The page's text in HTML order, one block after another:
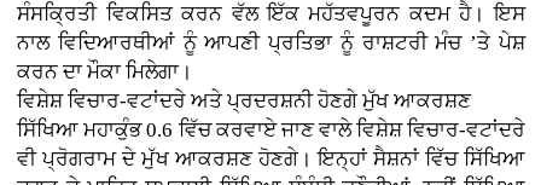
ਸੰਸਕ੍ਰਿਤੀ ਵਿਕਸਿਤ ਕਰਨ ਵੱਲ ਇੱਕ ਮਹੱਤਵਪੂਰਨ ਕਦਮ ਹੈ। ਇਸ
ਨਾਲ ਵਿਦਿਆਰਥੀਆਂ ਨੂੰ ਆਪਣੀ ਪ੍ਰਤਿਭਾ ਨੂੰ ਰਾਸ਼ਟਰੀ ਮੰਚ ’ਤੇ ਪੇਸ਼
ਕਰਨ ਦਾ ਮੌਕਾ ਮਿਲੇਗਾ।
ਵਿਸ਼ੇਸ਼ ਵਿਚਾਰ-ਵਟਾਂਦਰੇ ਅਤੇ ਪ੍ਰਦਰਸ਼ਨੀ ਹੋਣਗੇ ਮੁੱਖ ਆਕਰਸ਼ਣ
ਸਿੱਖਿਆ ਮਹਾਕੁੰਭ 0.6 ਵਿੱਚ ਕਰਵਾਏ ਜਾਣ ਵਾਲੇ ਵਿਸ਼ੇਸ਼ ਵਿਚਾਰ-ਵਟਾਂਦਰੇ
ਵੀ ਪ੍ਰੋਗਰਾਮ ਦੇ ਮੁੱਖ ਆਕਰਸ਼ਣ ਹੋਣਗੇ। ਇਨ੍ਹਾਂ ਸੈਸ਼ਨਾਂ ਵਿੱਚ ਸਿੱਖਿਆ